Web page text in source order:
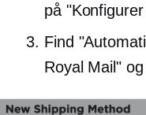
på
Find
Royal Mail"